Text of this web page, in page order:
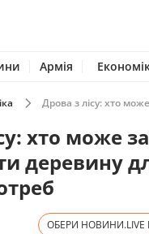
Армія
Дрова з лісу: хто
хто може
деревину
ОБЕРИ НОВИНИ.LIVE